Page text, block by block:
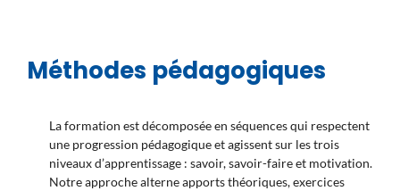
Méthodes pédagogiques
La formation est décomposée en séquences qui respectent
une progression pédagogique et agissent sur les trois
niveaux d’apprentissage : savoir, savoir-faire et motivation.
Notre approche alterne apports théoriques, exercices